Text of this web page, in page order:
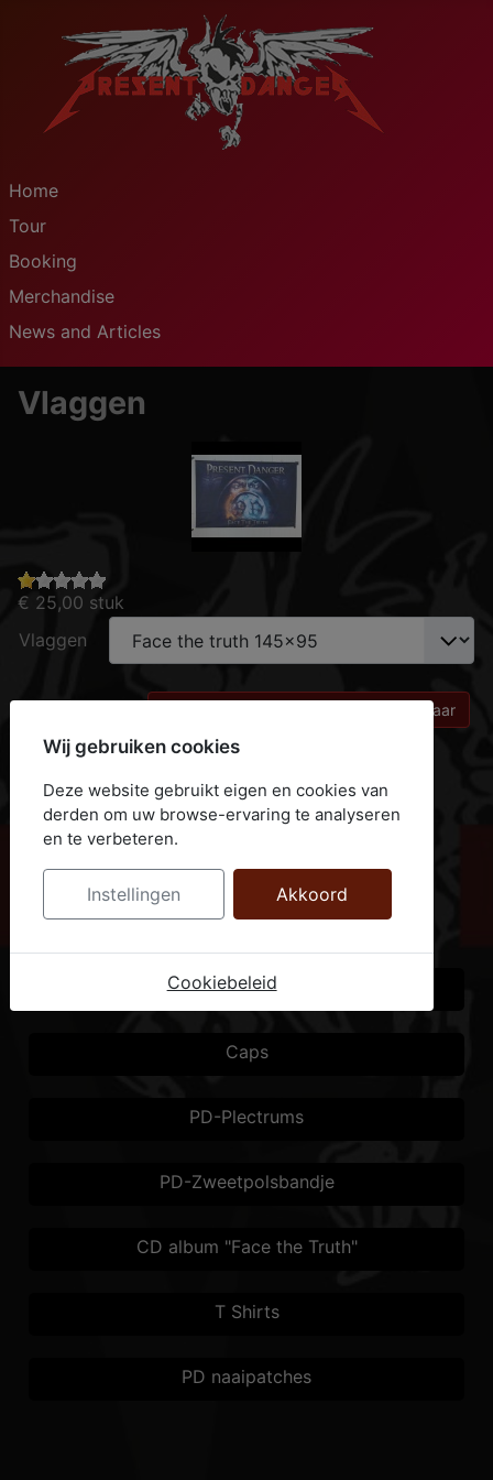
Home
Tour
Booking
Merchandise
News and Articles
PD-Muts.
Caps
PD-Plectrums
PD-Zweetpolsbandje
CD album "Face the Truth"
T Shirts
PD naaipatches
Vlaggen
€ 25,00 stuk
Vlaggen
Geen voorraad Stel mij op de hoogte indien beschikbaar
PD winkelwagen
De winkelwagen is leeg
Wij gebruiken cookies
Deze website gebruikt eigen en cookies van
derden om uw browse-ervaring te analyseren
en te verbeteren.
Instellingen Akkoord
Cookiebeleid